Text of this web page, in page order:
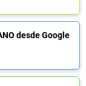
desde Google